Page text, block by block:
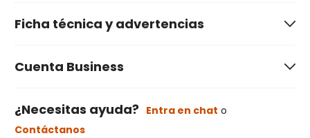
Ficha técnica y advertencias
Cuenta Business
¿Necesitas ayuda? Entra en chat o
Contáctanos